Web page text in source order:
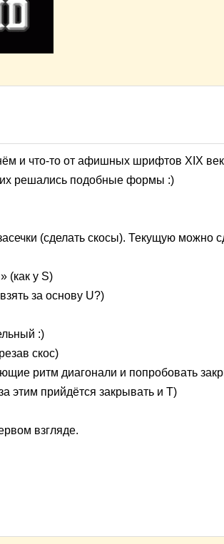
и что-то от афишных шрифтов XIX
решались подобные формы :)
(сделать скосы). Текущую можно
(как у S)
за основу U?)
:)
скос)
ритм диагонали и попробовать
этим прийдётся закрывать и Т)
взгляде.